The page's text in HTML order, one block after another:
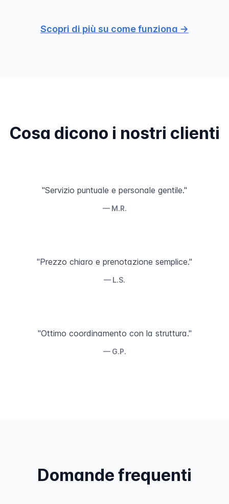
Scopri di più su come funziona →
Cosa dicono i nostri clienti
"Servizio puntuale e personale gentile."
— M.R.
"Prezzo chiaro e prenotazione semplice."
— L.S.
"Ottimo coordinamento con la struttura."
— G.P.
Domande frequenti